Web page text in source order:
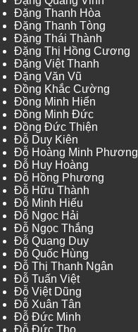
Đặng Thanh Hòa
Đặng Thanh Tòng
Đặng Thái Thành
Đặng Thị Hồng Cương
Đặng Việt Thanh
Đặng Văn Vũ
Đồng Khắc Cường
Đồng Minh Hiển
Đồng Minh Đức
Đồng Đức Thiện
Đỗ Duy Kiên
Đỗ Hoàng Minh Phương
Đỗ Huy Hoàng
Đỗ Hồng Phương
Đỗ Hữu Thành
Đỗ Minh Hiếu
Đỗ Ngọc Hải
Đỗ Ngọc Thắng
Đỗ Quang Duy
Đỗ Quốc Hùng
Đỗ Thị Thanh Ngân
Đỗ Tuấn Việt
Đỗ Việt Dũng
Đỗ Xuân Tân
Đỗ Đức Minh